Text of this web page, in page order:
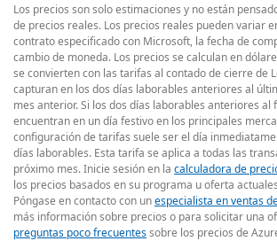
Los precios son solo estimaciones y no están
de precios reales. Los precios reales pueden variar
contrato especificado con Microsoft, la fecha de
cambio de moneda. Los precios se calculan en
se convierten con las tarifas al contado de cierre de
capturan en los dos días laborables anteriores al
mes anterior. Si los dos días laborables anteriores al
encuentran en un día festivo en los principales
configuración de tarifas suele ser el día
días laborables. Esta tarifa se aplica a todas las
próximo mes. Inicie sesión en la calculadora de
los precios basados en su programa u oferta
Póngase en contacto con unespecialista en ventas
más información sobre precios o para solicitar una
preguntas poco frecuentessobre los precios de